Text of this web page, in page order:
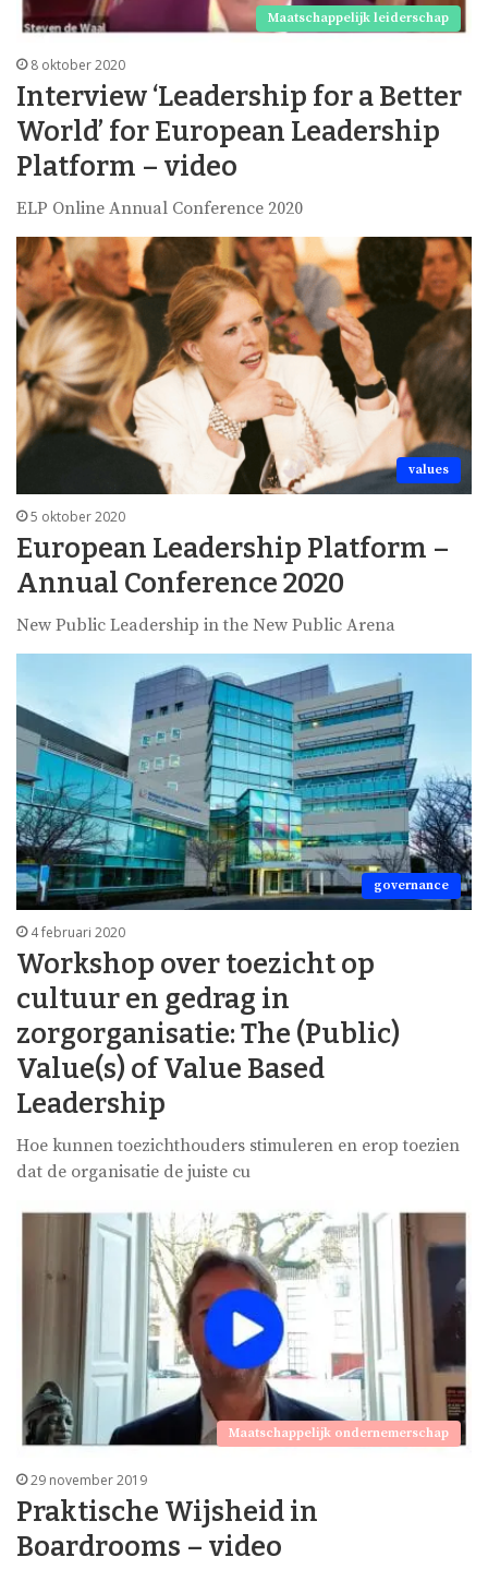
Maatschappelijk leiderschap
8 oktober 2020
Interview ‘Leadership for a Better
World’ for European Leadership
Platform – video
ELP Online Annual Conference 2020
values
5 oktober 2020
European Leadership Platform –
Annual Conference 2020
New Public Leadership in the New Public Arena
governance
4 februari 2020
Workshop over toezicht op
cultuur en gedrag in
zorgorganisatie: The (Public)
Value(s) of Value Based
Leadership
Hoe kunnen toezichthouders stimuleren en erop toezien
dat de organisatie de juiste cu
Maatschappelijk ondernemerschap
29 november 2019
Praktische Wijsheid in
Boardrooms – video